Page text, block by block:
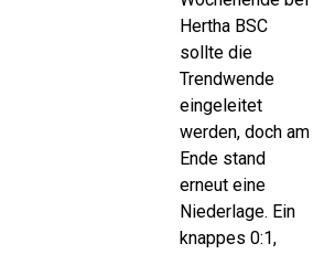
Hertha BSC
sollte die
Trendwende
eingeleitet
werden, doch am
Ende stand
erneut eine
Niederlage. Ein
knappes 0:1,